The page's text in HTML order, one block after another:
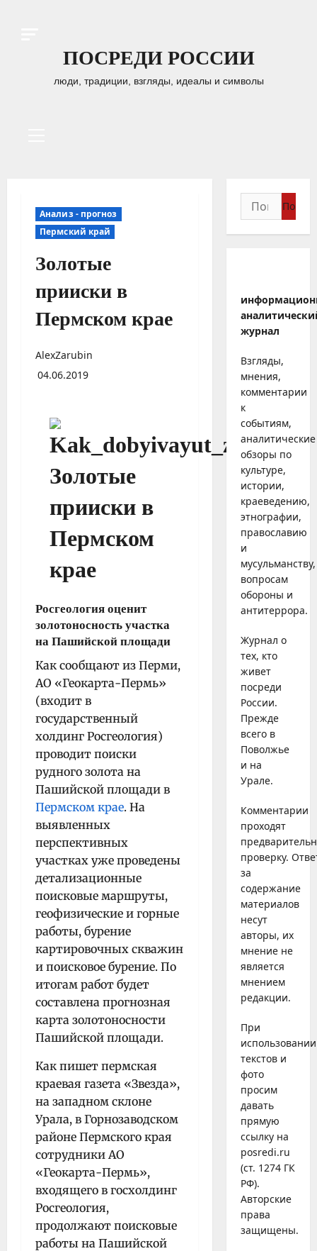
ПОСРЕДИ РОССИИ
люди, традиции, взгляды, идеалы и символы
Анализ - прогноз
Пермский край
Золотые
прииски в
Пермском крае
AlexZarubin
04.06.2019
Росгеология оценит
золотоносность участка
на Пашийской площади
Как сообщают из Перми,
АО «Геокарта-Пермь»
(входит в
государственный
холдинг Росгеология)
проводит поиски
рудного золота на
Пашийской площади в
Пермском крае. На
выявленных
перспективных
участках уже проведены
детализационные
поисковые маршруты,
геофизические и горные
работы, бурение
картировочных скважин
и поисковое бурение. По
итогам работ будет
составлена прогнозная
карта золотоносности
Пашийской площади.
Как пишет пермская
краевая газета «Звезда»,
на западном склоне
Урала, в Горнозаводском
районе Пермского края
сотрудники АО
«Геокарта-Пермь»,
входящего в госхолдинг
Росгеология,
продолжают поисковые
работы на Пашийской
Найти:
журнал
Взгляды,
мнения,
комментарии
к
событиям,
аналитические
обзоры по
культуре,
истории,
краеведению,
этнографии,
православию
и
мусульманству,
вопросам
обороны и
антитеррора.
Журнал о
тех, кто
живет
посреди
России.
Прежде
всего в
Поволжье
и на
Урале.
Комментарии
проходят
проверку.
за
содержание
материалов
несут
авторы, их
мнение не
является
мнением
редакции.
При
использовании
текстов и
фото
просим
давать
прямую
ссылку на
posredi.ru
(ст. 1274 ГК
РФ).
Авторские
права
защищены.